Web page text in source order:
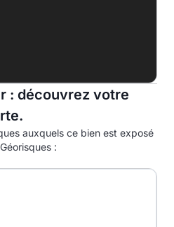
: découvrez votre
auxquels ce bien est exposé
: